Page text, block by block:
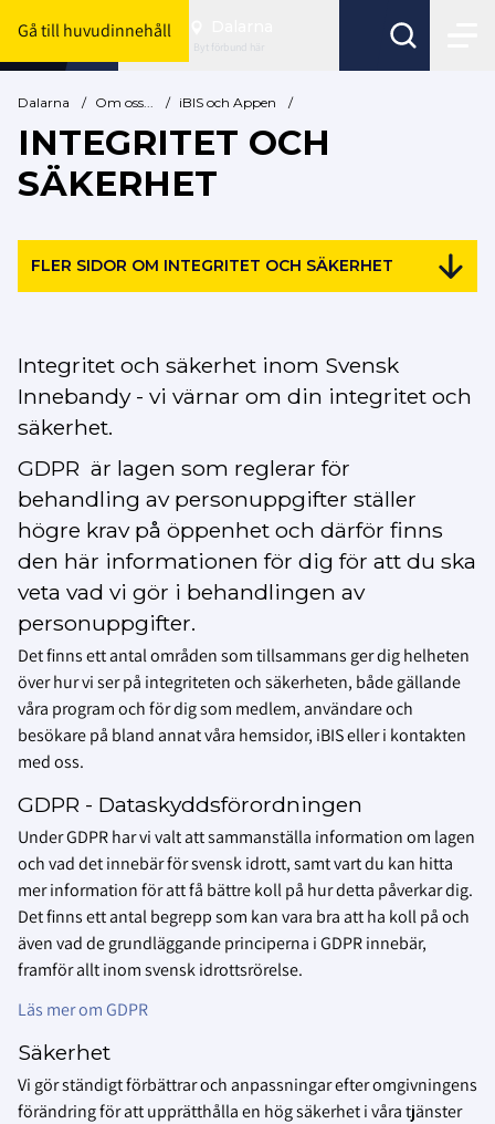
Gå till huvudinnehåll
Byt förbund här
Dalarna / Om oss... / iBIS och Appen /
INTEGRITET OCH
SÄKERHET
FLER SIDOR OM INTEGRITET OCH SÄKERHET
Integritet och säkerhet inom Svensk
Innebandy - vi värnar om din integritet och
säkerhet.
GDPR är lagen som reglerar för
behandling av personuppgifter ställer
högre krav på öppenhet och därför finns
den här informationen för dig för att du ska
veta vad vi gör i behandlingen av
personuppgifter.
Det finns ett antal områden som tillsammans ger dig helheten
över hur vi ser på integriteten och säkerheten, både gällande
våra program och för dig som medlem, användare och
besökare på bland annat våra hemsidor, iBIS eller i kontakten
med oss.
GDPR - Dataskyddsförordningen
Under GDPR har vi valt att sammanställa information om lagen
och vad det innebär för svensk idrott, samt vart du kan hitta
mer information för att få bättre koll på hur detta påverkar dig.
Det finns ett antal begrepp som kan vara bra att ha koll på och
även vad de grundläggande principerna i GDPR innebär,
framför allt inom svensk idrottsrörelse.
Läs mer om GDPR
Säkerhet
Vi gör ständigt förbättrar och anpassningar efter omgivningens
förändring för att upprätthålla en hög säkerhet i våra tjänster